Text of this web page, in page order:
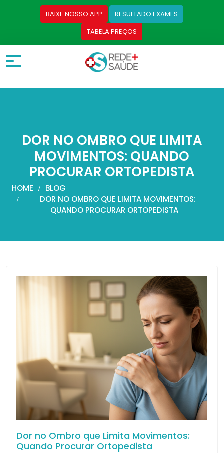
BAIXE NOSSO APP
RESULTADO EXAMES
TABELA PREÇOS
DOR NO OMBRO QUE LIMITA
MOVIMENTOS: QUANDO
PROCURAR ORTOPEDISTA
HOME
BLOG
DOR NO OMBRO QUE LIMITA MOVIMENTOS:
QUANDO PROCURAR ORTOPEDISTA
Dor no Ombro que Limita Movimentos:
Quando Procurar Ortopedista